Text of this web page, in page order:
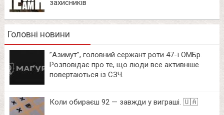
захисників
Головні новини
⁨”Азимут”, головний сержант роти 47-ї ОМБр.
Розповідає про те, що люди все активніше
повертаються із СЗЧ.
Коли обираєш 92 — завжди у виграші. 🇺🇦